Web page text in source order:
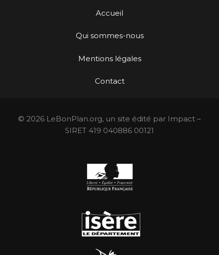
Accueil
Qui sommes-nous
Mentions légales
Contact
© 2026 LeBonPlan.org, un site édité par Impact –
SIRET 419 040886 00121